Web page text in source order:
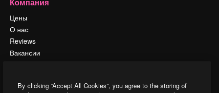
Цены
О нас
Reviews
Вакансии
События
By clicking “Accept All Cookies”, you agree to the storing of